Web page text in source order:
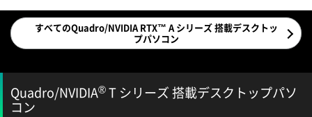
すべてのQuadro/NVIDIA RTX™ A シリーズ 搭載デスクトッ
プパソコン
Quadro/NVIDIA®T シリーズ 搭載デスクトップパソ
コン